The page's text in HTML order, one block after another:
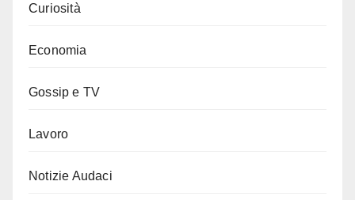
Curiosità
Economia
Gossip e TV
Lavoro
Notizie Audaci